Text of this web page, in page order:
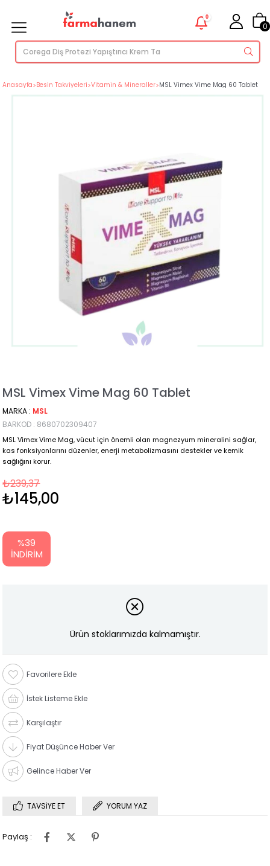
0
0
Anasayfa>Besin Takviyeleri>Vitamin & Mineraller>MSL Vimex Vime Mag 60 Tablet
MSL Vimex Vime Mag 60 Tablet
MARKA : MSL
BARKOD : 8680702309407
MSL Vimex Vime Mag, vücut için önemli olan magnezyum mineralini sağlar,
kas fonksiyonlarını düzenler, enerji metabolizmasını destekler ve kemik
sağlığını korur.
₺239,37
₺145,00
%39
İNDIRIM
Ürün stoklarımızda kalmamıştır.
Favorilere Ekle
İstek Listeme Ekle
Karşılaştır
Fiyat Düşünce Haber Ver
Gelince Haber Ver
TAVSIYE ET YORUM YAZ
Paylaş :